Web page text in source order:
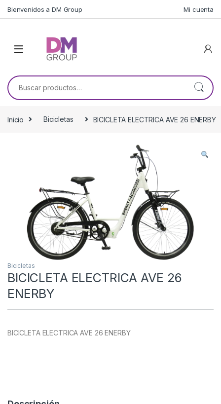
Bienvenidos a DM Group Mi cuenta
Buscar por:
Inicio Bicicletas BICICLETA ELECTRICA AVE 26 ENERBY
Bicicletas
BICICLETA ELECTRICA AVE 26
ENERBY
BICICLETA ELECTRICA AVE 26 ENERBY